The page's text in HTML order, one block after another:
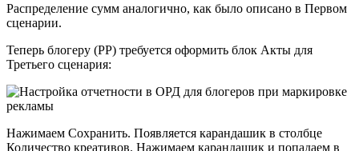
Распределение сумм аналогично, как было описано в Первом
сценарии.
Теперь блогеру (РР) требуется оформить блок Акты для
Третьего сценария:
Нажимаем Сохранить. Появляется карандашик в столбце
Количество креативов. Нажимаем карандашик и попадаем в